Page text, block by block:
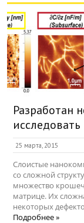
Разработан
25 марта, 2015
Слоистые
со сложной
множество
матрице. Их
некоторых
Подробнее »